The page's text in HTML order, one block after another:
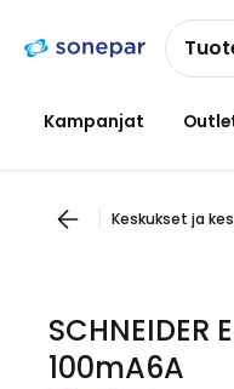
navigointiinsisältöön
Kampanjat
Keskukset ja
100mA6A